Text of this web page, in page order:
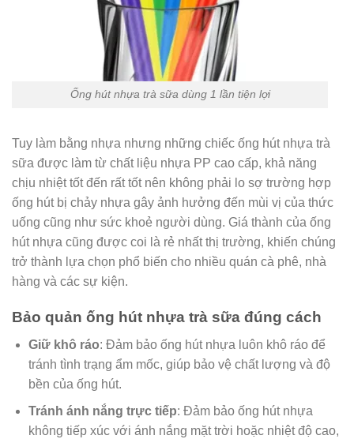
Ống hút nhựa trà sữa dùng 1 lần tiện lợi
Tuy làm bằng nhựa nhưng những chiếc ống hút nhựa trà
sữa được làm từ chất liệu nhựa PP cao cấp, khả năng
chịu nhiệt tốt đến rất tốt nên không phải lo sợ trường hợp
ống hút bị chảy nhựa gây ảnh hưởng đến mùi vị của thức
uống cũng như sức khoẻ người dùng. Giá thành của ống
hút nhựa cũng được coi là rẻ nhất thị trường, khiến chúng
trở thành lựa chọn phổ biến cho nhiều quán cà phê, nhà
hàng và các sự kiện.
Bảo quản ống hút nhựa trà sữa đúng cách
Giữ khô ráo: Đảm bảo ống hút nhựa luôn khô ráo để
tránh tình trạng ẩm mốc, giúp bảo vệ chất lượng và độ
bền của ống hút.
Tránh ánh nắng trực tiếp: Đảm bảo ống hút nhựa
không tiếp xúc với ánh nắng mặt trời hoặc nhiệt độ cao,